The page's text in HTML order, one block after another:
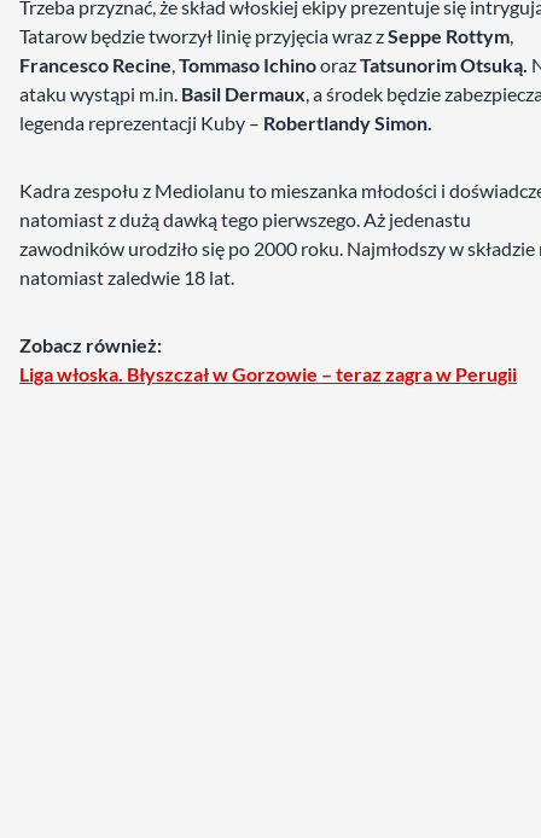
Trzeba przyznać, że skład włoskiej ekipy prezentuje się
Tatarow będzie tworzył linię przyjęcia wraz zSeppe Rottym
Francesco Recine Tommaso IchinoorazTatsunorim Otsuką.
ataku wystąpi m.in. Basil Dermaux , a środek będzie
legenda reprezentacji Kuby – Robertlandy Simon.
Kadra zespołu z Mediolanu to mieszanka młodości i
natomiast z dużą dawką tego pierwszego. Aż jedenastu
zawodników urodziło się po 2000 roku. Najmłodszy w składzie
natomiast zaledwie 18 lat.
Zobacz również:
Liga włoska. Błyszczał w Gorzowie – teraz zagra w Perugii